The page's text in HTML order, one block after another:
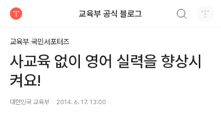
교육부 공식 블로그
교육부 국민서포터즈
사교육 없이 영어 실력을 향상시
켜요!
대한민국 교육부 2014. 6. 17. 13:00